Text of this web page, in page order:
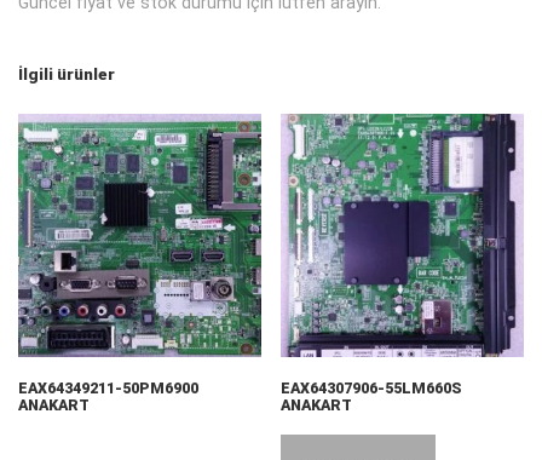
İlgili ürünler
EAX64349211-50PM6900
ANAKART
EAX64307906-55LM660S
ANAKART